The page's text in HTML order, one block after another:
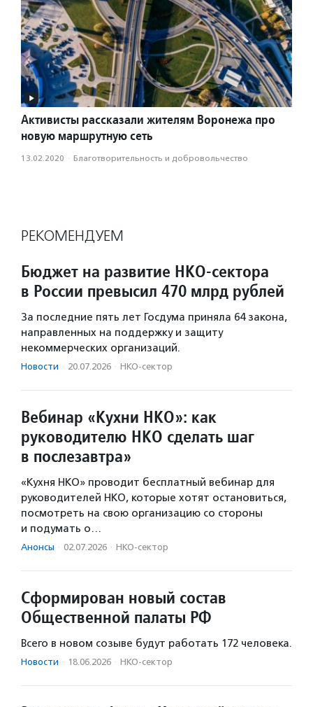
Активисты рассказали жителям Воронежа про
новую маршрутную сеть
13.02.2020 · Благотвори­тель­ность и доброволь­чест­во
РЕКОМЕНДУЕМ
Бюджет на развитие НКО-сектора
в России превысил 470 млрд рублей
За последние пять лет Госдума приняла 64 закона,
направленных на поддержку и защиту
некоммерческих организаций.
Новости · 20.07.2026 · НКО-сектор
Вебинар «Кухни НКО»: как
руководителю НКО сделать шаг
в послезавтра»
«Кухня НКО» проводит бесплатный вебинар для
руководителей НКО, которые хотят остановиться,
посмотреть на свою организацию со стороны
и подумать о…
Анонсы · 02.07.2026 · НКО-сектор
Сформирован новый состав
Общественной палаты РФ
Всего в новом созыве будут работать 172 человека.
Новости · 18.06.2026 · НКО-сектор